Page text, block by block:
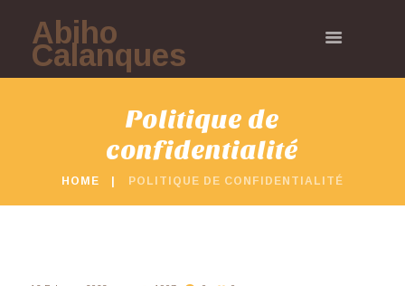
Abiho
Calanques
Politique de
confidentialité
HOME POLITIQUE DE CONFIDENTIALITÉ